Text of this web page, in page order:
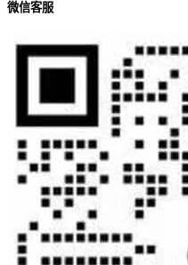
微信客服